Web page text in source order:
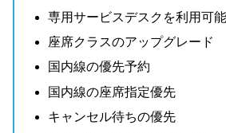
専用サービスデスクを利用可能
座席クラスのアップグレード
国内線の優先予約
国内線の座席指定優先
キャンセル待ちの優先